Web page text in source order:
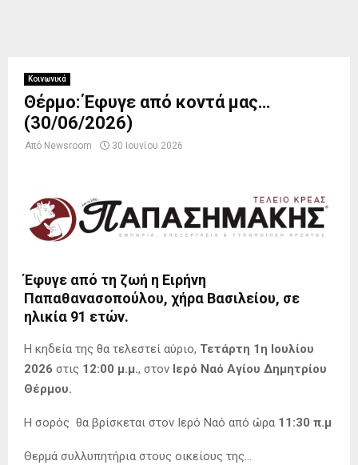
Κοινωνικά
Θέρμο: Έφυγε από κοντά μας…
(30/06/2026)
Από Newsroom 30 Ιουνίου 2026
Έφυγε από τη ζωή η Ειρήνη
Παπαθανασοπούλου, χήρα Βασιλείου, σε
ηλικία 91 ετών.
Η κηδεία της θα τελεστεί αύριο, Τετάρτη 1η Ιουλίου
2026 στις 12:00 μ.μ., στον Ιερό Ναό Αγίου Δημητρίου
Θέρμου.
Η σορός θα βρίσκεται στον Ιερό Ναό από ώρα 11:30 π.μ
Θερμά συλλυπητήρια στους οικείους της…